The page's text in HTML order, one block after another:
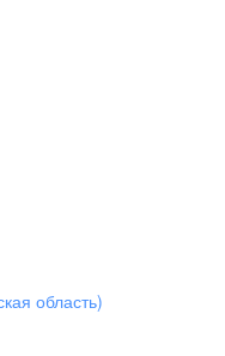
область)